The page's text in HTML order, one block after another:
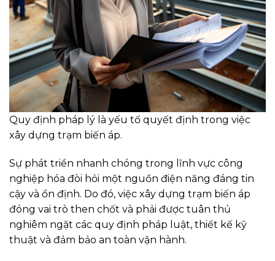
Quy định pháp lý là yếu tố quyết định trong việc
xây dựng trạm biến áp.
Sự phát triển nhanh chóng trong lĩnh vực công
nghiệp hóa đòi hỏi một nguồn điện năng đáng tin
cậy và ổn định. Do đó, việc xây dựng trạm biến áp
đóng vai trò then chốt và phải được tuân thủ
nghiêm ngặt các quy định pháp luật, thiết kế kỹ
thuật và đảm bảo an toàn vận hành.